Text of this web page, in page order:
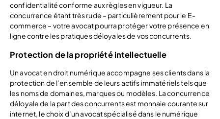
confidentialité conforme aux règles en vigueur. La
concurrence étant très rude – particulièrement pour le E-
commerce – votre avocat pourra protéger votre présence en
ligne contre les pratiques déloyales de vos concurrents.
Protection de la propriété intellectuelle
Un avocat en droit numérique accompagne ses clients dans la
protection de l’ensemble de leurs actifs immatériels tels que
les noms de domaines, marques ou modèles. La concurrence
déloyale de la part des concurrents est monnaie courante sur
internet, le choix d’un avocat spécialisé dans le numérique